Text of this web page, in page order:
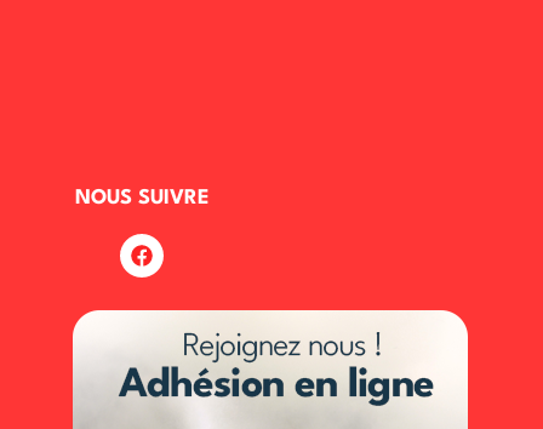
NOUS SUIVRE